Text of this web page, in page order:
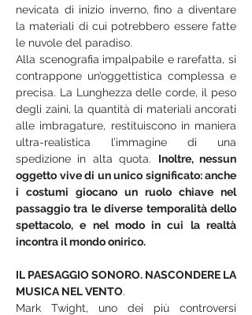
nevicata di inizio inverno, fino a diventare
la materiali di cui potrebbero essere fatte
le nuvole del paradiso.
Alla scenografia impalpabile e rarefatta, si
contrappone un’oggettistica complessa e
precisa. La Lunghezza delle corde, il peso
degli zaini, la quantità di materiali ancorati
alle imbragature, restituiscono in maniera
ultra-realistica l’immagine di una
spedizione in alta quota. Inoltre, nessun
oggetto vive di un unico significato: anche
i costumi giocano un ruolo chiave nel
passaggio tra le diverse temporalità dello
spettacolo, e nel modo in cui la realtà
incontra il mondo onirico.
IL PAESAGGIO SONORO. NASCONDERE LA
MUSICA NEL VENTO.
Mark Twight, uno dei più controversi